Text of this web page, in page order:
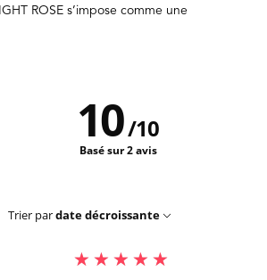
ROSE s’impose comme une
10/10
Basé sur 2 avis
Trier pardate décroissante